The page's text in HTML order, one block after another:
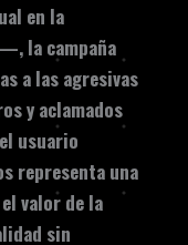
en la
la campaña
a las agresivas
y aclamados
usuario
representa una
valor de la
sin